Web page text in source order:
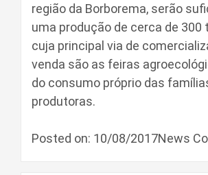
região da Borborema, serão
uma produção de cerca de 300
cuja principal via de
venda são as feiras
do consumo próprio das
produtoras.
Posted on: 10/08/2017News